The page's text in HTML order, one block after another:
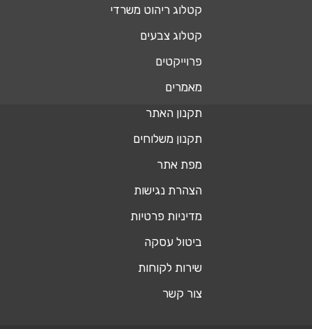
קטלוג ריהוט משרדי
קטלוג צבעים
פרוייקטים
מאמרים
תקנון האתר
תקנון משלוחים
מפת אתר
הצהרת נגישות
מדיניות פרטיות
ביטול עסקה
שירות לקוחות
צור קשר